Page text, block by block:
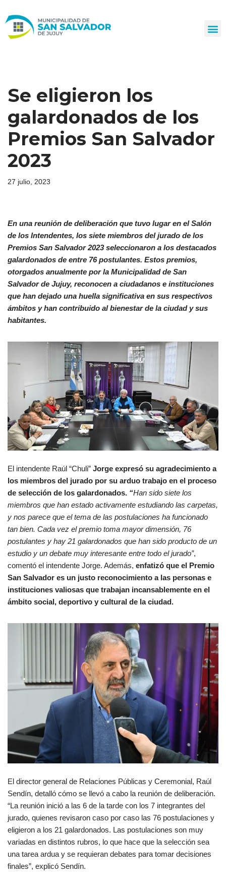
al
Se eligieron los
galardonados de los
Premios San Salvador
2023
27 julio, 2023
En una reunión de deliberación que tuvo lugar en el Salón
de los Intendentes, los siete miembros del jurado de los
Premios San Salvador 2023 seleccionaron a los destacados
galardonados de entre 76 postulantes. Estos premios,
otorgados anualmente por la Municipalidad de San
Salvador de Jujuy, reconocen a ciudadanos e instituciones
que han dejado una huella significativa en sus respectivos
ámbitos y han contribuido al bienestar de la ciudad y sus
habitantes.
El intendente Raúl “Chuli” Jorge expresó su agradecimiento a
los miembros del jurado por su arduo trabajo en el proceso
de selección de los galardonados. “Han sido siete los
miembros que han estado activamente estudiando las carpetas,
y nos parece que el tema de las postulaciones ha funcionado
tan bien. Cada vez el premio toma mayor dimensión, 76
postulantes y hay 21 galardonados que han sido producto de un
estudio y un debate muy interesante entre todo el jurado”,
comentó el intendente Jorge. Además, enfatizó que el Premio
San Salvador es un justo reconocimiento a las personas e
instituciones valiosas que trabajan incansablemente en el
ámbito social, deportivo y cultural de la ciudad.
El director general de Relaciones Públicas y Ceremonial, Raúl
Sendín, detalló cómo se llevó a cabo la reunión de deliberación.
“La reunión inició a las 6 de la tarde con los 7 integrantes del
jurado, quienes revisaron caso por caso las 76 postulaciones y
eligieron a los 21 galardonados. Las postulaciones son muy
variadas en distintos rubros, lo que hace que la selección sea
una tarea ardua y se requieran debates para tomar decisiones
finales”, explicó Sendín.